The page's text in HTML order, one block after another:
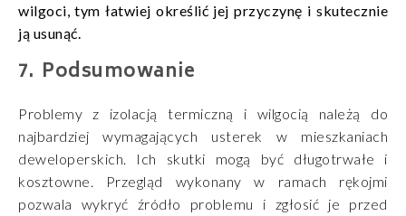
wilgoci, tym łatwiej określić jej przyczynę i skutecznie
ją usunąć.
Podsumowanie
Problemy z izolacją termiczną i wilgocią należą do
najbardziej wymagających usterek w mieszkaniach
deweloperskich. Ich skutki mogą być długotrwałe i
kosztowne. Przegląd wykonany w ramach rękojmi
pozwala wykryć źródło problemu i zgłosić je przed